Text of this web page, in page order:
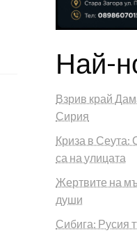
Най-
Взрив край
Сирия
Криза в Сеута:
са на улицата
Жертвите на
души
Сибига: Русия